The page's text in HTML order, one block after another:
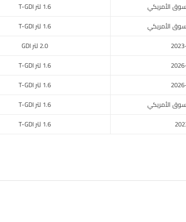
1.6 لتر T-GDI
1.6 لتر T-GDI
2.0 لتر GDI
1.6 لتر T-GDI
1.6 لتر T-GDI
1.6 لتر T-GDI
1.6 لتر T-GDI